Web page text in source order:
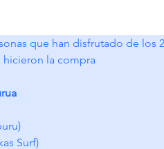
que han disfrutado de los
la compra
Surf)